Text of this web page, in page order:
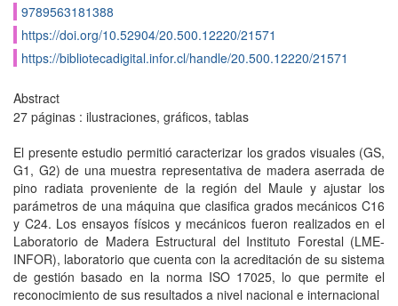
9789563181388
https://doi.org/10.52904/20.500.12220/21571
https://bibliotecadigital.infor.cl/handle/20.500.12220/21571
Abstract
27 páginas : ilustraciones, gráficos, tablas
El presente estudio permitió caracterizar los grados visuales (GS,
G1, G2) de una muestra representativa de madera aserrada de
pino radiata proveniente de la región del Maule y ajustar los
parámetros de una máquina que clasifica grados mecánicos C16
y C24. Los ensayos físicos y mecánicos fueron realizados en el
Laboratorio de Madera Estructural del Instituto Forestal (LME-
INFOR), laboratorio que cuenta con la acreditación de su sistema
de gestión basado en la norma ISO 17025, lo que permite el
reconocimiento de sus resultados a nivel nacional e internacional